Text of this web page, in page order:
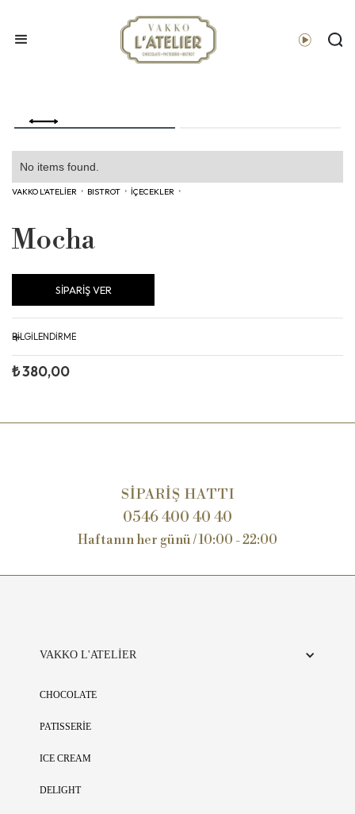
No items found.
VAKKO L'ATELİER › BISTROT › İÇECEKLER ›
Mocha
SİPARİŞ VER
+
BİLGİLENDİRME
Değerli Vakko Dostu, Vakko L’Atelier mutfaklarımızda tüm ürünler
günlük olarak üretilmektedir. Siparişiniz esnasında ürünlerin
ürünler sunulacak veya iade süreci başlatılacaktır. Anlayışınız için
₺ 380,00
SİPARİŞ HATTI
0546 400 40 40
Haftanın her günü / 10:00 - 22:00
VAKKO L'ATELİER
CHOCOLATE
PATISSERİE
ICE CREAM
DELIGHT